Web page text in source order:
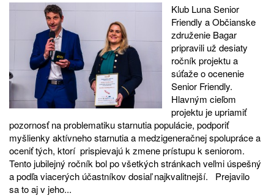
Klub Luna Senior
Friendly a Občianske
združenie Bagar
pripravili už desiaty
ročník projektu a
súťaže o ocenenie
Senior Friendly.
Hlavným cieľom
projektu je upriamiť
pozornosť na problematiku starnutia populácie, podporiť
myšlienky aktívneho starnutia a medzigeneračnej spolupráce a
oceniť tých, ktorí prispievajú k zmene prístupu k seniorom.
Tento jubilejný ročník bol po všetkých stránkach veľmi úspešný
a podľa viacerých účastníkov dosiaľ najkvalitnejší. Prejavilo
sa to aj v jeho...